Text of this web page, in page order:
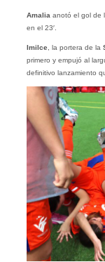
Amalia anotó el gol de
en el 23′.
Imilce, la portera de la
primero y empujó al
definitivo lanzamiento